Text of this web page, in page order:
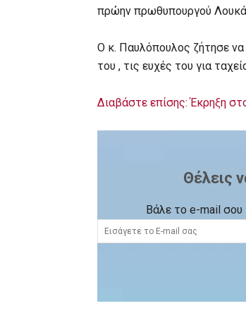
πρώην πρωθυπουργού
Ο κ. Παυλόπουλος ζήτησε
του , τις ευχές του για
Διαβάστε επίσης: Έκρηξη
Θέλεις
Βάλε το e-mail σου